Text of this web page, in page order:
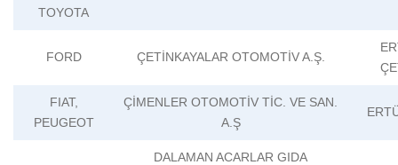
TOYOTA
FORD ÇETİNKAYALAR OTOMOTİV A.Ş.
FIAT,
PEUGEOT
ÇİMENLER OTOMOTİV TİC. VE SAN.
A.Ş
DALAMAN ACARLAR GIDA